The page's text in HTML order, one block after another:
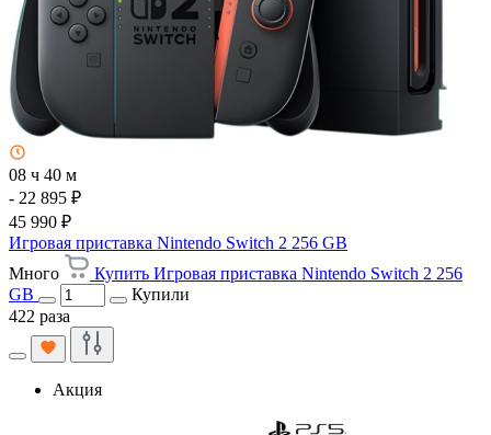
08 ч 40 м
- 22 895 ₽
45 990 ₽
Игровая приставка Nintendo Switch 2 256 GB
Много
Купить Игровая приставка Nintendo Switch 2 256
GB
Купили
422 раза
Акция